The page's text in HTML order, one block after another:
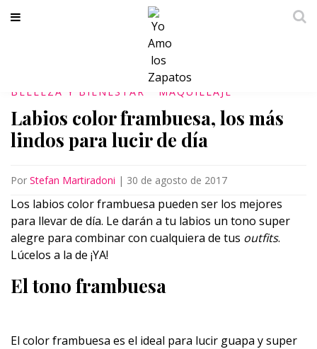
BELLEZA Y BIENESTAR MAQUILLAJE
Labios color frambuesa, los más
lindos para lucir de día
Por Stefan Martiradoni | 30 de agosto de 2017
Los labios color frambuesa pueden ser los mejores
para llevar de día. Le darán a tu labios un tono super
alegre para combinar con cualquiera de tus outfits.
Lúcelos a la de ¡YA!
El tono frambuesa
El color frambuesa es el ideal para lucir guapa y super